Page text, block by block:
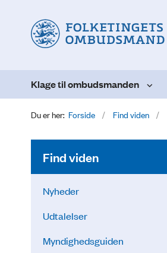
Klage til ombudsmanden
Du er her: Forside Find viden
Find viden
Nyheder
Udtalelser
Myndighedsguiden